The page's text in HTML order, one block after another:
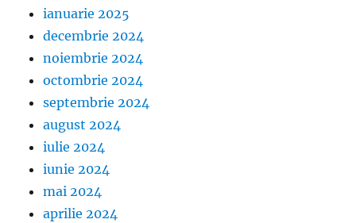
ianuarie 2025
decembrie 2024
noiembrie 2024
octombrie 2024
septembrie 2024
august 2024
iulie 2024
iunie 2024
mai 2024
aprilie 2024